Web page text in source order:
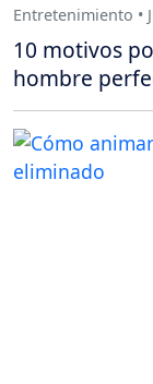
Entretenimiento •
10 motivos
hombre